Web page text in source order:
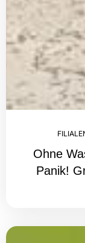
Ohne
Panik!